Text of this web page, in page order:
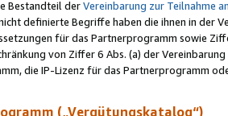
Bestandteil derVereinbarung zur Teilnahme
definierte Begriffe haben die ihnen in der
für das Partnerprogramm sowie
von Ziffer 6 Abs. (a) der
die IP-Lizenz für das Partnerprogramm
(„Vergütungskatalog“)